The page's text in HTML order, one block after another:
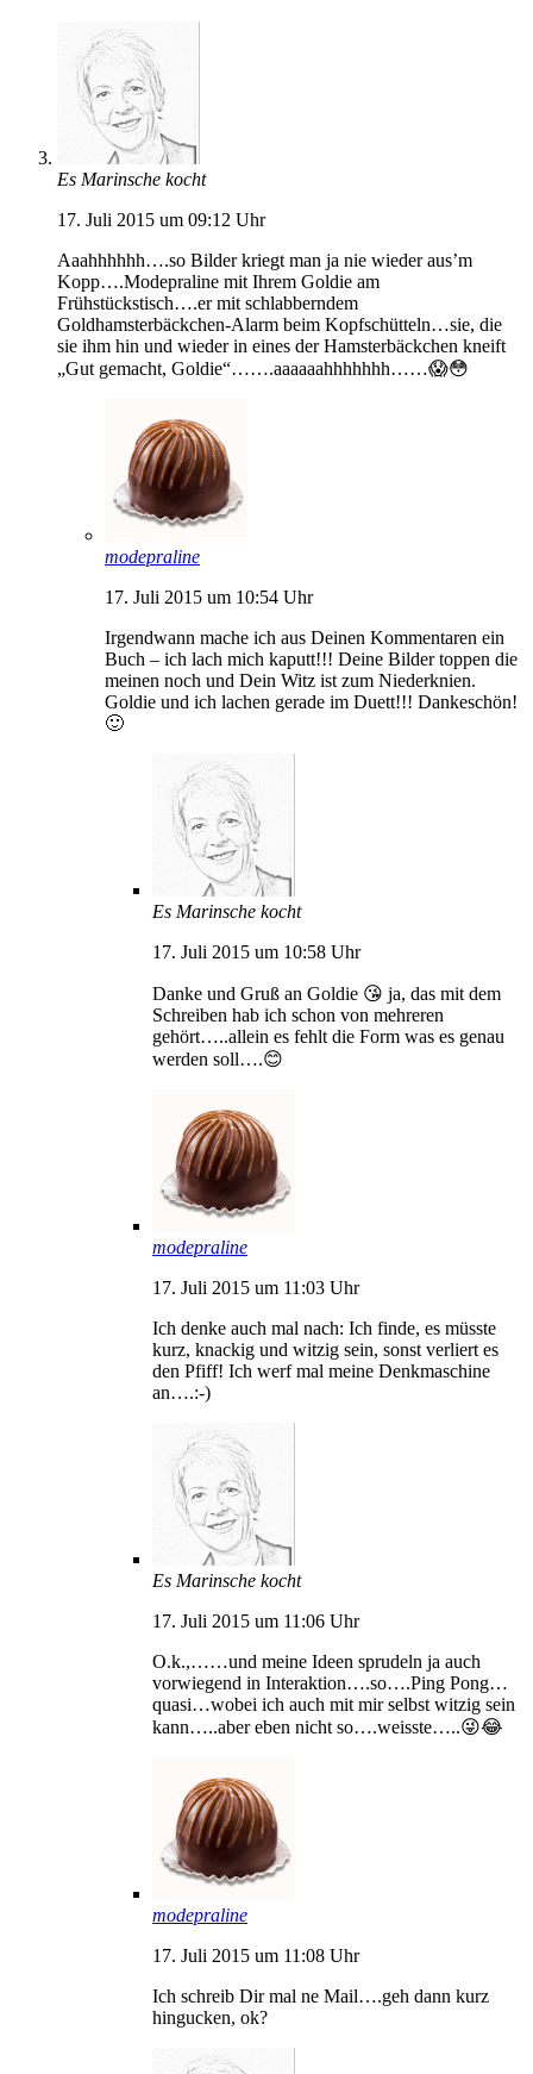
Es Marinsche kocht
17. Juli 2015 um 09:12 Uhr
Aaahhhhhh….so Bilder kriegt man ja nie wieder aus’m
Kopp….Modepraline mit Ihrem Goldie am
Frühstückstisch….er mit schlabberndem
Goldhamsterbäckchen-Alarm beim Kopfschütteln…sie, die
sie ihm hin und wieder in eines der Hamsterbäckchen kneift
„Gut gemacht, Goldie“…….aaaaaahhhhhhh……😱😳
modepraline
17. Juli 2015 um 10:54 Uhr
Irgendwann mache ich aus Deinen Kommentaren ein
Buch – ich lach mich kaputt!!! Deine Bilder toppen die
meinen noch und Dein Witz ist zum Niederknien.
Goldie und ich lachen gerade im Duett!!! Dankeschön!
🙂
Es Marinsche kocht
17. Juli 2015 um 10:58 Uhr
Danke und Gruß an Goldie 😘 ja, das mit dem
Schreiben hab ich schon von mehreren
gehört…..allein es fehlt die Form was es genau
werden soll….😊
modepraline
17. Juli 2015 um 11:03 Uhr
Ich denke auch mal nach: Ich finde, es müsste
kurz, knackig und witzig sein, sonst verliert es
den Pfiff! Ich werf mal meine Denkmaschine
an….:-)
Es Marinsche kocht
17. Juli 2015 um 11:06 Uhr
O.k.,……und meine Ideen sprudeln ja auch
vorwiegend in Interaktion….so….Ping Pong…
quasi…wobei ich auch mit mir selbst witzig sein
kann…..aber eben nicht so….weisste…..😜😂
modepraline
17. Juli 2015 um 11:08 Uhr
Ich schreib Dir mal ne Mail….geh dann kurz
hingucken, ok?